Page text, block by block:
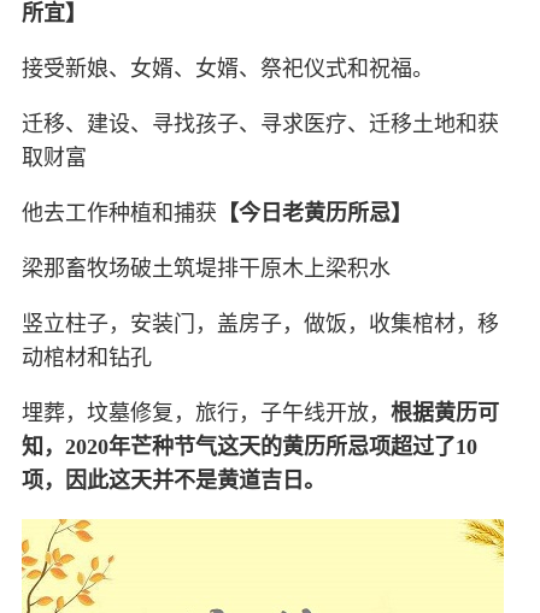
所宜】
接受新娘、女婿、女婿、祭祀仪式和祝福。
迁移、建设、寻找孩子、寻求医疗、迁移土地和获
取财富
他去工作种植和捕获 【今日老黄历所忌】
梁那畜牧场破土筑堤排干原木上梁积水
竖立柱子，安装门，盖房子，做饭，收集棺材，移
动棺材和钻孔
埋葬，坟墓修复，旅行，子午线开放， 根据黄历可
知，2020年芒种节气这天的黄历所忌项超过了10
项，因此这天并不是黄道吉日。